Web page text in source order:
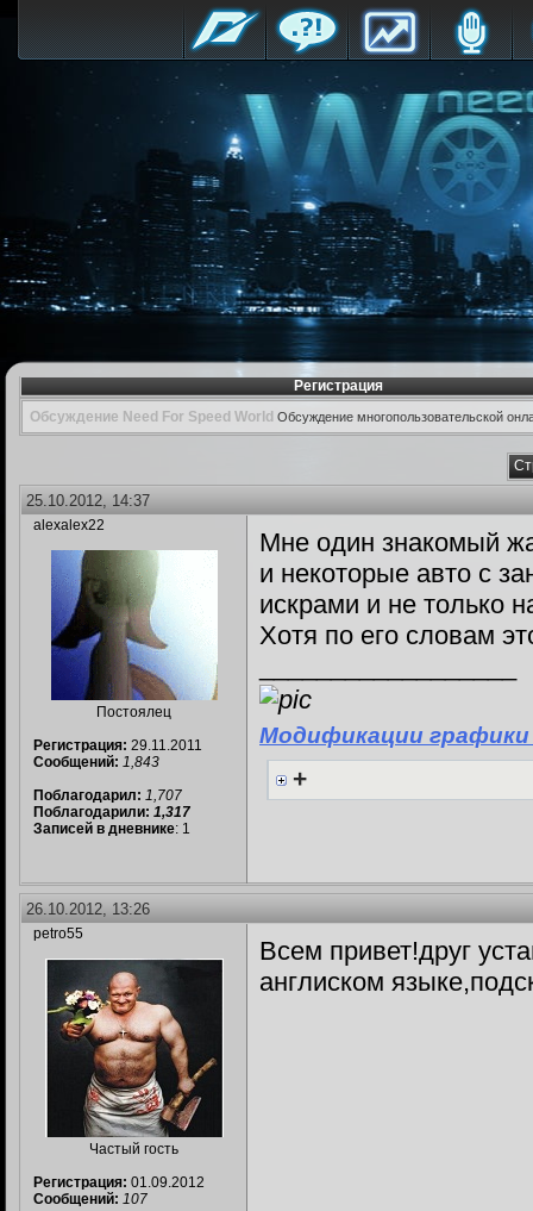
Регистрация
Обсуждение Need For Speed World Обсуждение многопользовательской
25.10.2012, 14:37
alexalex22
Постоялец
Регистрация: 29.11.2011
Сообщений: 1,843
Поблагодарил: 1,707
Поблагодарили: 1,317
Записей в дневнике: 1
Мне один знакомый
и некоторые авто с
искрами и не только
Хотя по его словам
Модификации графики
+
26.10.2012, 13:26
petro55
Частый гость
Регистрация: 01.09.2012
Сообщений: 107
Всем привет!друг
англиском